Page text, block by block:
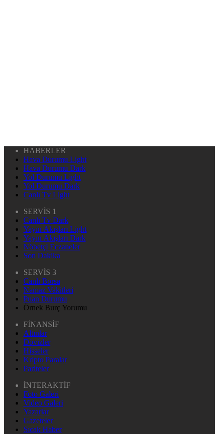
HABERLER
Hava Durumu Light
Hava Durumu Dark
Yol Durumu Light
Yol Durumu Dark
Canlı Tv Light
SERVİS 1
Canlı Tv Dark
Yayın Akışları Light
Yayın Akışları Dark
Nöbetçi Eczaneler
Son Dakika
SERVİS 3
Canlı Borsa
Namaz Vakitleri
Puan Durumu
Örnek Burç Yorumu
FİNANSİF
Altınlar
Dövizler
Hisseler
Kripto Paralar
Pariteler
İNTERAKTİF
Foto Galeri
Video Galeri
Yazarlar
Gazeteler
Sıcak Haber